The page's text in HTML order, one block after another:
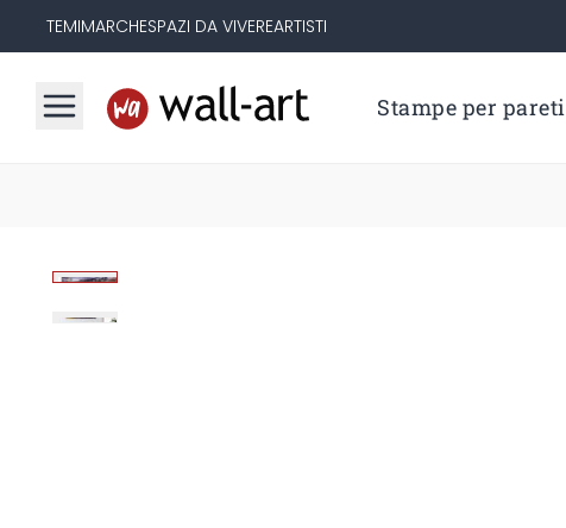
TEMIMARCHESPAZI DA VIVEREARTISTI
Stampe per pareti